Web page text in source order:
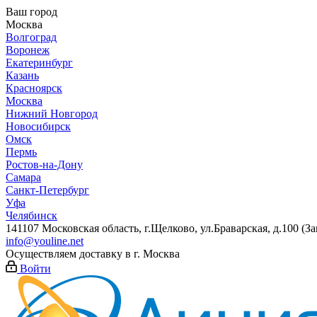
Ваш город
Москва
Волгоград
Воронеж
Екатеринбург
Казань
Красноярск
Москва
Нижний Новгород
Новосибирск
Омск
Пермь
Ростов-на-Дону
Самара
Санкт-Петербург
Уфа
Челябинск
141107 Московская область, г.Щелково, ул.Браварская, д.100
info@youline.net
Осуществляем доставку в г. Москва
Войти